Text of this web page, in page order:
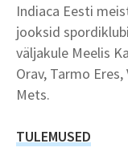
Indiaca Eesti
jooksid
väljakule Meelis
Orav, Tarmo
Mets.
TULEMUSED